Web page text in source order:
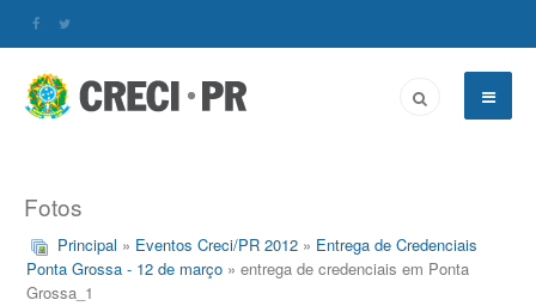
Fotos
Principal » Eventos Creci/PR 2012 » Entrega de Credenciais
Ponta Grossa - 12 de março » entrega de credenciais em Ponta
Grossa_1